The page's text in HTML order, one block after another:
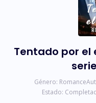
Tentado por el
Género: Romance
Estado: